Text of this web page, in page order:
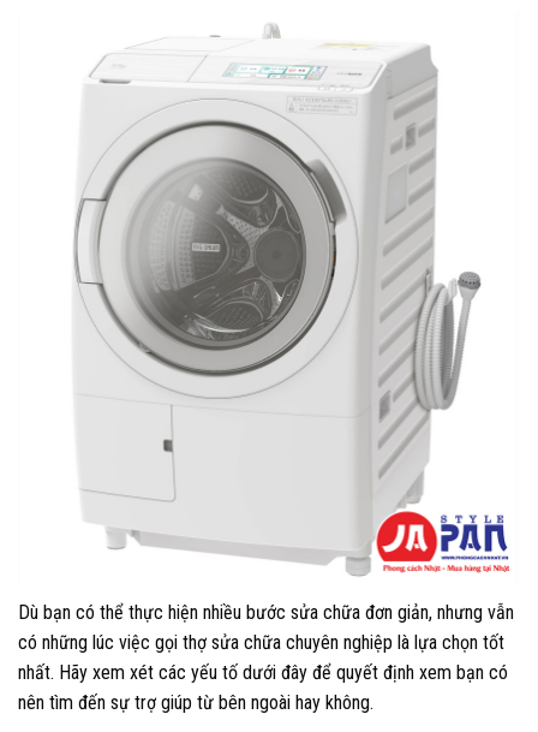
Dù bạn có thể thực hiện nhiều bước sửa chữa đơn giản, nhưng vẫn
có những lúc việc gọi thợ sửa chữa chuyên nghiệp là lựa chọn tốt
nhất. Hãy xem xét các yếu tố dưới đây để quyết định xem bạn có
nên tìm đến sự trợ giúp từ bên ngoài hay không.